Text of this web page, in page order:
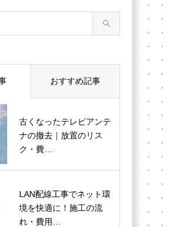
おすすめ記事
古くなったテレビアンテ
ナの撤去｜放置のリス
ク・費…
LAN配線工事でネット環
境を快適に！施工の流
れ・費用…